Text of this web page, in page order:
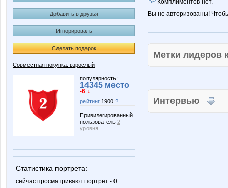
Добавить в друзья
Игнорировать
Сделать подарок
Совместная покупка: взрослый
популярность:
14345 место
-6 ↓
рейтинг 1900 ?
Привилегированный
пользователь 2
уровня
Статистика портрета:
сейчас просматривают портрет - 0
Комплиментов нет.
Вы не авторизованы!
Метки
Интервью